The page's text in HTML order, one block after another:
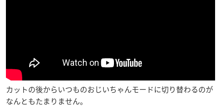
カットの後からいつものおじいちゃんモードに切り替わるのが
なんともたまりません。